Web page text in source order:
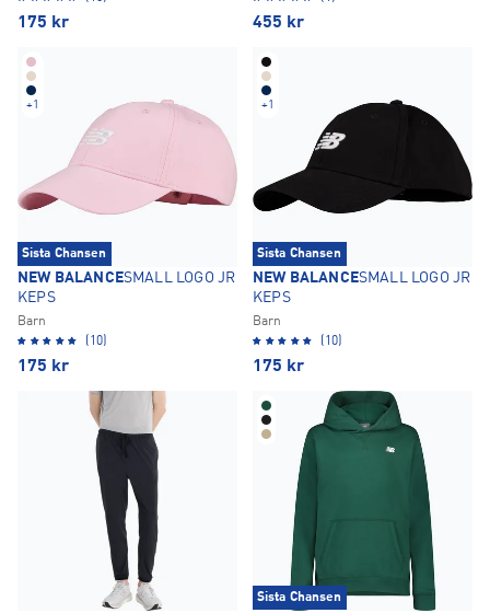
175 kr 455 kr
+1
Sista Chansen
NEW BALANCESMALL LOGO JR
KEPS
Barn
(10)
175 kr
+1
Sista Chansen
NEW BALANCESMALL LOGO JR
KEPS
Barn
(10)
175 kr
Sista Chansen